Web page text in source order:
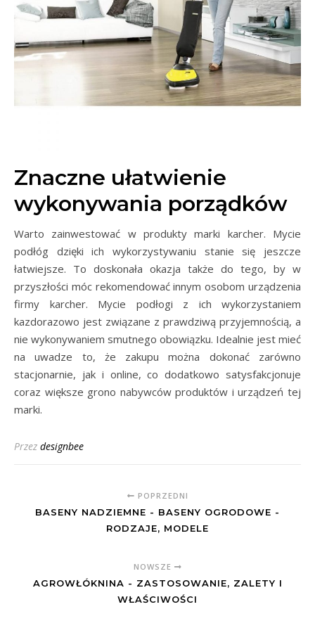
Znaczne ułatwienie
wykonywania porządków
Warto zainwestować w produkty marki karcher. Mycie
podłóg dzięki ich wykorzystywaniu stanie się jeszcze
łatwiejsze. To doskonała okazja także do tego, by w
przyszłości móc rekomendować innym osobom urządzenia
firmy karcher. Mycie podłogi z ich wykorzystaniem
kazdorazowo jest związane z prawdziwą przyjemnością, a
nie wykonywaniem smutnego obowiązku. Idealnie jest mieć
na uwadze to, że zakupu można dokonać zarówno
stacjonarnie, jak i online, co dodatkowo satysfakcjonuje
coraz większe grono nabywców produktów i urządzeń tej
marki.
Przez designbee
POPRZEDNI
BASENY NADZIEMNE - BASENY OGRODOWE -
RODZAJE, MODELE
NOWSZE
AGROWŁÓKNINA - ZASTOSOWANIE, ZALETY I
WŁAŚCIWOŚCI